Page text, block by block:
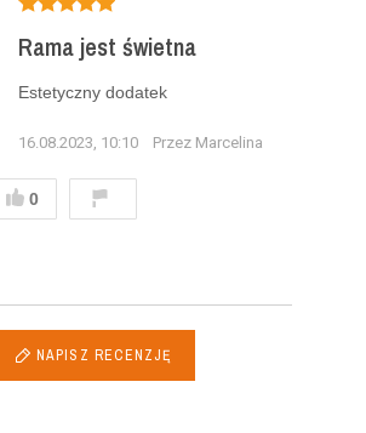
Rama jest świetna
Estetyczny dodatek
16.08.2023, 10:10 Przez Marcelina
0
NAPISZ RECENZJĘ